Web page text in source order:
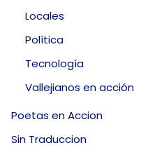
Locales
Política
Tecnología
Vallejianos en acción
Poetas en Accion
Sin Traduccion